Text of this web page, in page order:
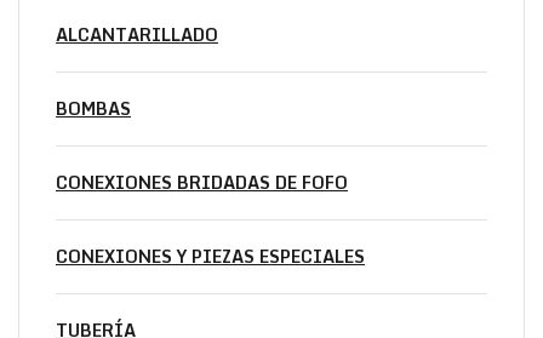
ALCANTARILLADO
BOMBAS
CONEXIONES BRIDADAS DE FOFO
CONEXIONES Y PIEZAS ESPECIALES
TUBERÍA